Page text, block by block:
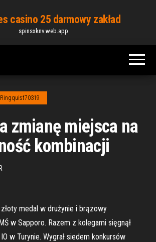
casino 25 darmowy zakład
spinsxknv.web.app
Ringquist70319
zmianę miejsca na
kombinacji
medal w drużynie i brązowy
w Sapporo. Razem z kolegami sięgnął
w Turynie. Wygrał siedem konkursów